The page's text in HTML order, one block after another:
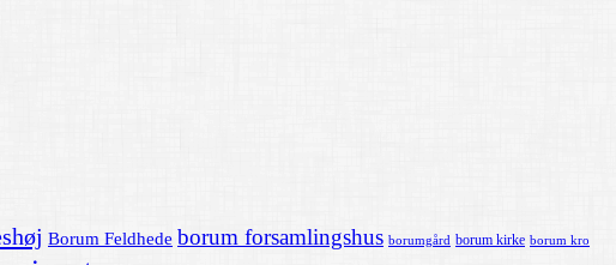
Borum Feldhede borum forsamlingshus borumgård borum kirke borum kro